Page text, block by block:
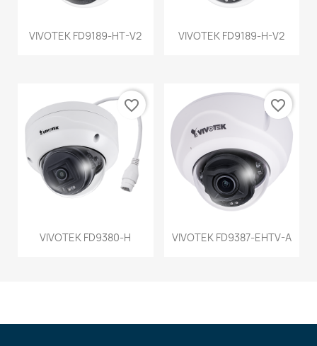
VIVOTEK FD9189-HT-V2 VIVOTEK FD9189-H-V2
VIVOTEK FD9380-H
favorite_border
VIVOTEK FD9387-EHTV-A
favorite_border